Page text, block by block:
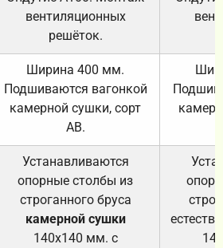
вентиляционных
решёток.
Ширина 400 мм.
Подшиваются вагонкой
камерной сушки, сорт
АВ.
Устанавливаются
опорные столбы из
строганного бруса
камерной сушки
140х140 мм. с